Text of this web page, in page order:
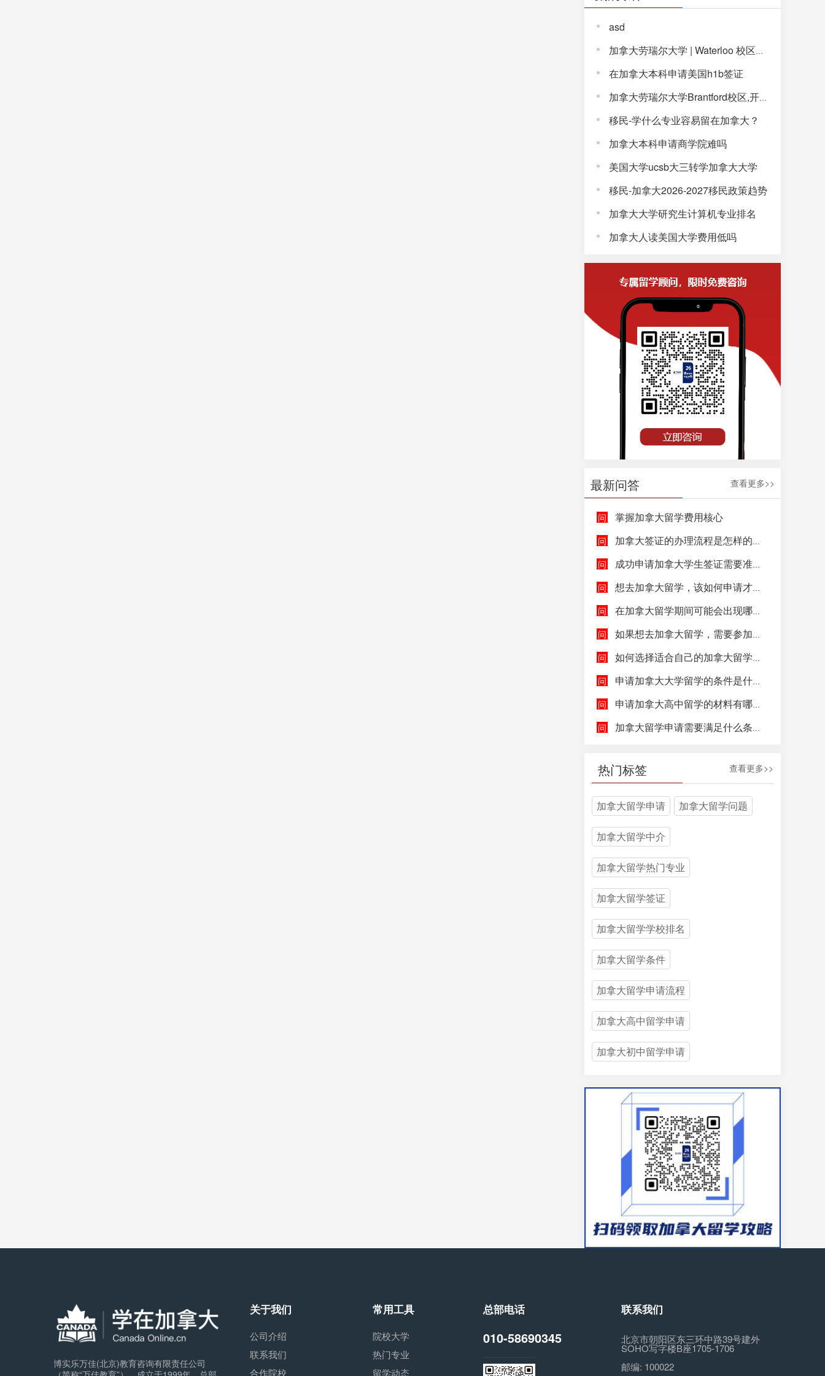
asd
加拿大劳瑞尔大学 | Waterloo 校区，解锁完整大学体验！
在加拿大本科申请美国h1b签证
加拿大劳瑞尔大学Brantford校区,开启通往未来的大学生活!
移民-学什么专业容易留在加拿大？
加拿大本科申请商学院难吗
美国大学ucsb大三转学加拿大大学
移民-加拿大2026-2027移民政策趋势
加拿大大学研究生计算机专业排名
加拿大人读美国大学费用低吗
最新问答 查看更多>>
掌握加拿大留学费用核心
加拿大签证的办理流程是怎样的呢？
成功申请加拿大学生签证需要准备哪些文件呢？
想去加拿大留学，该如何申请才能成功拿到加拿大学生签证呢？
在加拿大留学期间可能会出现哪些紧急情况，具体该如何去处理这些紧急情况呢？
如果想去加拿大留学，需要参加哪些语言考试，达到什么水平才能申请呢？
如何选择适合自己的加拿大留学院校和专业呢？
申请加拿大大学留学的条件是什么，如何申请加拿大大学留学，留学的费用及签证申请流程是什么？
申请加拿大高中留学的材料有哪些，具体都包含哪些方面呢？
加拿大留学申请需要满足什么条件呢？
热门标签 查看更多>>
加拿大留学申请 加拿大留学问题
加拿大留学中介
加拿大留学热门专业
加拿大留学签证
加拿大留学学校排名
加拿大留学条件
加拿大留学申请流程
加拿大高中留学申请
加拿大初中留学申请
博实乐万佳(北京)教育咨询有限责任公司
关于我们
公司介绍
联系我们
合作院校
常用工具
院校大学
热门专业
留学动态
总部电话
010-58690345
联系我们
北京市朝阳区东三环中路39号建外
SOHO写字楼B座1705-1706
邮编: 100022